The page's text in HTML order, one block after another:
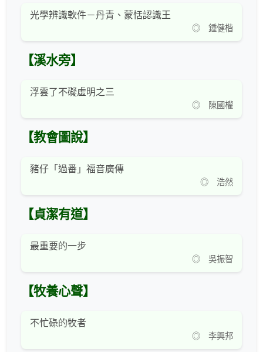
光學辨識軟件－丹青、蒙恬認識王
◎ 鍾健楷
【溪水旁】
浮雲了不礙虛明之三
◎ 陳國權
【教會圖說】
豬仔「過番」福音廣傳
◎ 浩然
【貞潔有道】
最重要的一步
◎ 吳振智
【牧養心聲】
不忙碌的牧者
◎ 李興邦